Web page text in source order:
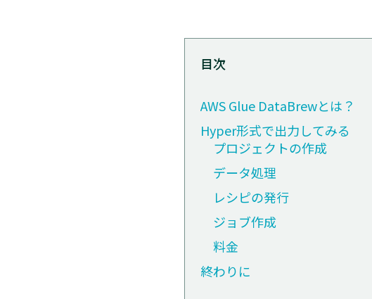
目次
AWS Glue DataBrewとは？
Hyper形式で出力してみる
プロジェクトの作成
データ処理
レシピの発行
ジョブ作成
料金
終わりに